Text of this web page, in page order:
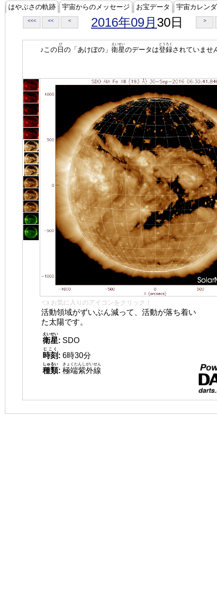
はやぶさの軌跡 宇宙からのメッセージ お宝データ 宇宙カレン
<<< << < 2016年09月 30日 >
♪この日
ひ
の「あけぼの」 衛星
えいせい
のデータは登録
とうろく
されていませ
👈 お気に入りのアイコンをクリック！
活動領域がずいぶん減って、活動が落ち着い
た太陽です。
衛星
えいせい
: SDO
時刻
じこく
: 6時30分
種類
しゅるい
: 極端紫外線
きょくたんしがいせん